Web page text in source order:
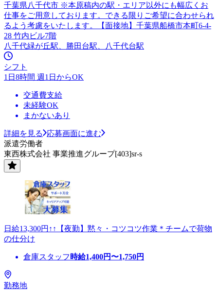
千葉県八千代市 ※本原稿内の駅・エリア以外にも幅広くお
仕事をご用意しております。できる限りご希望に合わせられ
るよう考慮をいたします。【面接地】千葉県船橋市本町6-4-
28 竹内ビル7階
八千代緑が丘駅、勝田台駅、八千代台駅
シフト
1日8時間 週1日からOK
交通費支給
未経験OK
まかないあり
詳細を見る
応募画面に進む
派遣労働者
東西株式会社 事業推進グループ[403]sr-s
日給13,300円↑↑【夜勤】黙々・コツコツ作業＊チームで荷物
の仕分け
倉庫スタッフ 時給1,400円〜1,750円
勤務地